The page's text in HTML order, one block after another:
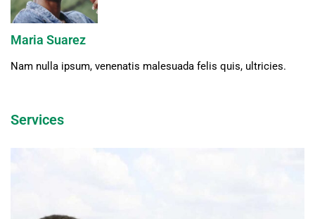
Maria Suarez
Nam nulla ipsum, venenatis malesuada felis quis, ultricies.
Services